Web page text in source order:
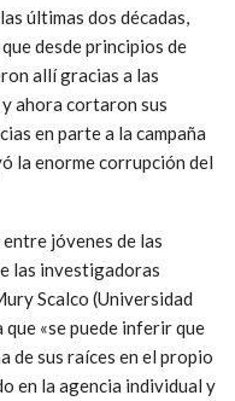
últimas dos décadas,
desde principios de
allí gracias a las
ahora cortaron sus
en parte a la campaña
la enorme corrupción del
jóvenes de las
las investigadoras
Scalco (Universidad
que «se puede inferir que
de sus raíces en el propio
en la agencia individual y